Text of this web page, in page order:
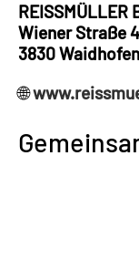
Wiener Straße
3830
🌐